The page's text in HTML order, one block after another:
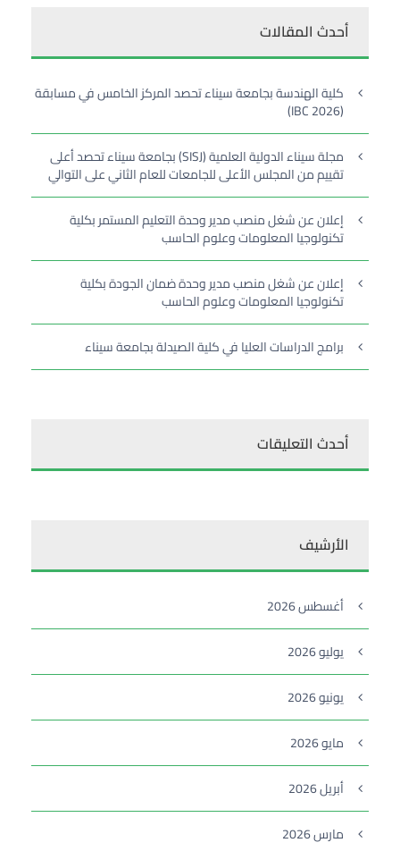
أحدث المقالات
كلية الهندسة بجامعة سيناء تحصد المركز الخامس في مسابقة
(IBC 2026)
مجلة سيناء الدولية العلمية (SISJ) بجامعة سيناء تحصد أعلى
تقييم من المجلس الأعلى للجامعات للعام الثاني على التوالي
إعلان عن شغل منصب مدير وحدة التعليم المستمر بكلية
تكنولوجيا المعلومات وعلوم الحاسب
إعلان عن شغل منصب مدير وحدة ضمان الجودة بكلية
تكنولوجيا المعلومات وعلوم الحاسب
برامج الدراسات العليا في كلية الصيدلة بجامعة سيناء
أحدث التعليقات
الأرشيف
أغسطس 2026
يوليو 2026
يونيو 2026
مايو 2026
أبريل 2026
مارس 2026